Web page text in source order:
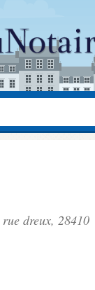
rue dreux, 28410